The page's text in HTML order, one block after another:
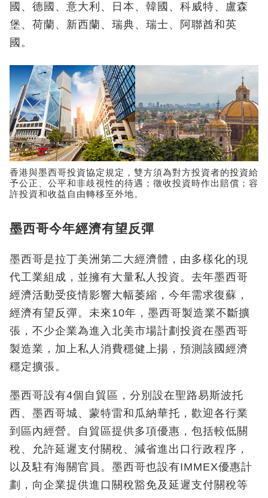
國、德國、意大利、日本、韓國、科威特、盧森
堡、荷蘭、新西蘭、瑞典、瑞士、阿聯酋和英
國。
香港與墨西哥投資協定規定，雙方須為對方投資者的投資給
予公正、公平和非歧視性的待遇；徵收投資時作出賠償；容
許投資和收益自由轉移至外地。
墨西哥今年經濟有望反彈
墨西哥是拉丁美洲第二大經濟體，由多樣化的現
代工業組成，並擁有大量私人投資。去年墨西哥
經濟活動受疫情影響大幅萎縮，今年需求復蘇，
經濟有望反彈。未來10年，墨西哥製造業不斷擴
張，不少企業為進入北美市場計劃投資在墨西哥
製造業，加上私人消費穩健上揚，預測該國經濟
穩定擴張。
墨西哥設有4個自貿區，分別設在聖路易斯波托
西、墨西哥城、蒙特雷和瓜納華托，歡迎各行業
到區內經營。自貿區提供多項優惠，包括較低關
稅、允許延遲支付關稅、減省進出口行政程序，
以及駐有海關官員。墨西哥也設有IMMEX優惠計
劃，向企業提供進口關稅豁免及延遲支付關稅等